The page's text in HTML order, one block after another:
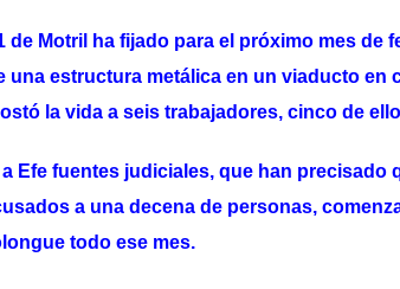
de Motril ha fijado para el próximo mes de
una estructura metálica en un viaducto
la vida a seis trabajadores, cinco de
Efe fuentes judiciales, que han precisado
a una decena de personas,
todo ese mes.